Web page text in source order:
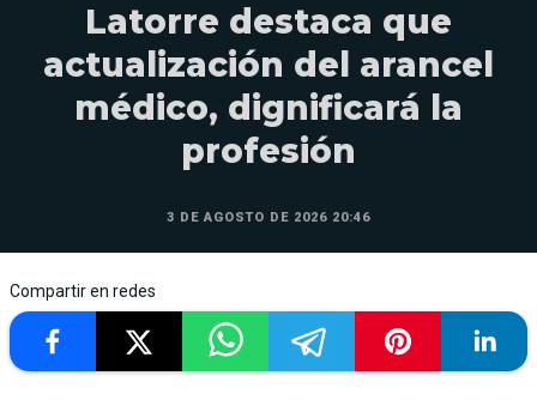
Latorre destaca que
actualización del arancel
médico, dignificará la
profesión
3 DE AGOSTO DE 2026 20:46
Compartir en redes